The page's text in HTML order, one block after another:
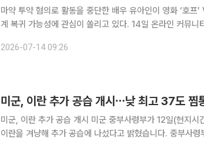
마약 투약 혐의로 활동을 중단한 배우 유아인이 영화 ‘호프
계 복귀 가능성에 관심이 쏠리고 있다. 14일 온라인 커뮤니티와 사회관계망서비스(SNS) 등에는 유
2026-07-14 09:26
미군, 이란 추가 공습 개시⋯낮 최고 37도 찜
미군, 이란 추가 공습 개시 미군 중부사령부가 12일(현지시간) 호르무즈 해협에서 상선을 위협하는
이란을 겨냥해 추가 공습에 나섰다고 밝혔습니다. 중부사